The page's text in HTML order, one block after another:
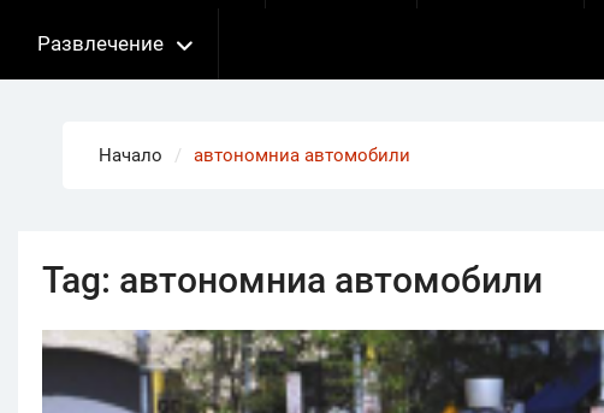
Развлечение
Начало автономниа автомобили
Tag: автономниа автомобили